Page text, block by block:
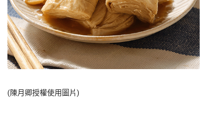
(陳月卿授權使用圖片)